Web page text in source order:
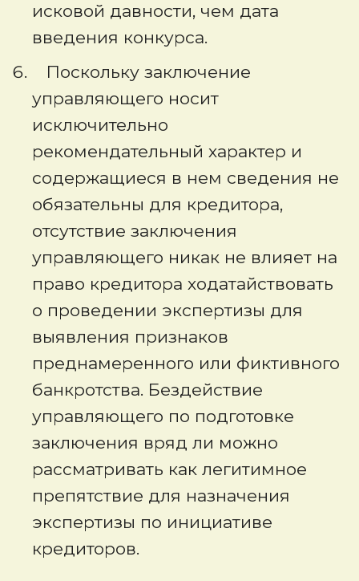
исковой давности, чем дата
введения конкурса.
Поскольку заключение
управляющего носит
исключительно
рекомендательный характер и
содержащиеся в нем сведения не
обязательны для кредитора,
отсутствие заключения
управляющего никак не влияет на
право кредитора ходатайствовать
о проведении экспертизы для
выявления признаков
преднамеренного или фиктивного
банкротства. Бездействие
управляющего по подготовке
заключения вряд ли можно
рассматривать как легитимное
препятствие для назначения
экспертизы по инициативе
кредиторов.